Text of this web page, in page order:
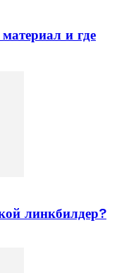
и где
линкбилдер?